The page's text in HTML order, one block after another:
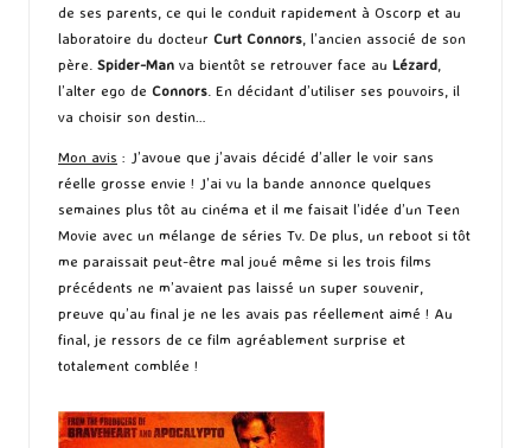
de ses parents, ce qui le conduit rapidement à Oscorp et au
laboratoire du docteur Curt Connors , l’ancien associé de son
père. Spider-Man va bientôt se retrouver face au Lézard
l’alter ego de Connors . En décidant d’utiliser ses pouvoirs, il
va choisir son destin…
Mon avis : J’avoue que j’avais décidé d’aller le voir sans
réelle grosse envie ! J’ai vu la bande annonce quelques
semaines plus tôt au cinéma et il me faisait l’idée d’un Teen
Movie avec un mélange de séries Tv. De plus, un reboot si tôt
me paraissait peut-être mal joué même si les trois films
précédents ne m’avaient pas laissé un super souvenir,
preuve qu’au final je ne les avais pas réellement aimé ! Au
final, je ressors de ce film agréablement surprise et
totalement comblée !